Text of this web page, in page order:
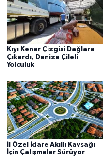
Kıyı Kenar Çizgisi Dağlara
Çıkardı, Denize Çileli
Yolculuk
İl Özel İdare Akıllı Kavşağı
İçin Çalışmalar Sürüyor